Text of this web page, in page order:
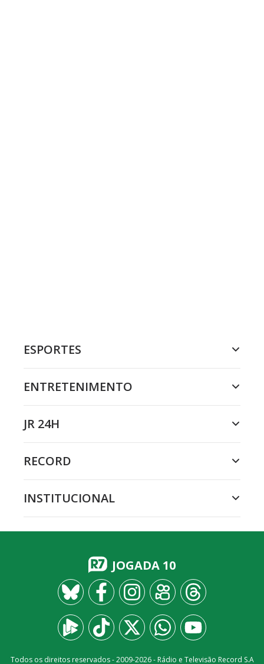
ESPORTES
ENTRETENIMENTO
JR 24H
RECORD
INSTITUCIONAL
JOGADA 10
Todos os direitos reservados - 2009-2026- Rádio e Televisão Record S.A